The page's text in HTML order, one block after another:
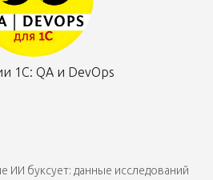
1С: QA и DevOps
ИИ буксует: данные исследований